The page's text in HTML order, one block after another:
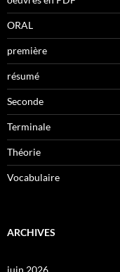
ORAL
première
résumé
Seconde
Terminale
Théorie
Vocabulaire
ARCHIVES
juin 2026